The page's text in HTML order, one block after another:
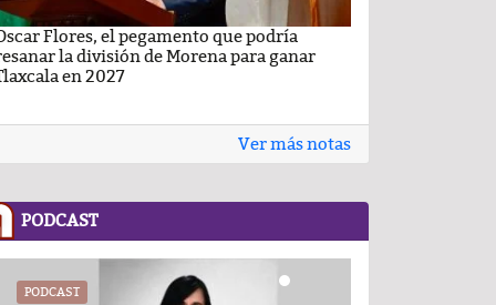
Flores, el pegamento que podría
la división de Morena para ganar
en 2027
Ver más notas
PODCAST
PODCAST